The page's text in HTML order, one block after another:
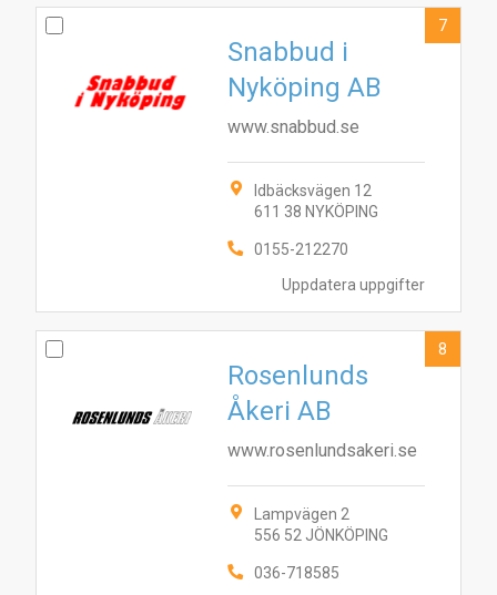
Uppdatera uppgifter
Snabbud i
Nyköping AB
www.snabbud.se
Idbäcksvägen 12
611 38 NYKÖPING
0155-212270
7
Rosenlunds
Åkeri AB
www.rosenlundsakeri.se
Lampvägen 2
556 52 JÖNKÖPING
036-718585
8